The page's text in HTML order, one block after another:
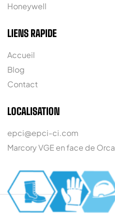
Honeywell
LIENS RAPIDE
Accueil
Blog
Contact
LOCALISATION
epci@epci-ci.com
Marcory VGE en face de Orca